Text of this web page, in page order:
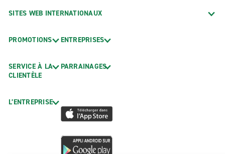
SITES WEB INTERNATIONAUX
PROMOTIONS
SERVICE À LA
CLIENTÈLE
L’ENTREPRISE
ENTREPRISES
PARRAINAGES